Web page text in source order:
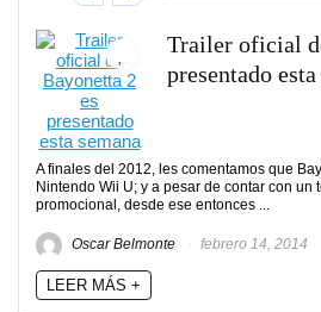
Trailer oficial
presentado esta
A finales del 2012, les comentamos que
Nintendo Wii U; y a pesar de contar con un
promocional, desde ese entonces ...
Oscar Belmonte febrero 14, 2014
LEER MÁS +